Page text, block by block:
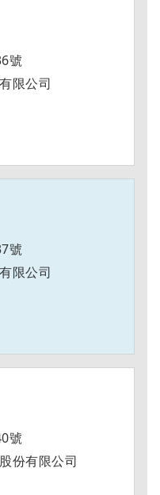
號
限公司
號
限公司
號
份有限公司